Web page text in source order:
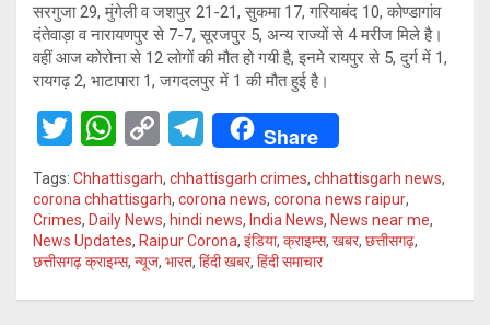
सरगुजा 29, मुंगेली व जशपुर 21-21, सुकमा 17, गरियाबंद 10, कोण्डागांव
दंतेवाड़ा व नारायणपुर से 7-7, सूरजपुर 5, अन्य राज्यों से 4 मरीज मिले है।
वहीं आज कोरोना से 12 लोगों की मौत हो गयी है, इनमे रायपुर से 5, दुर्ग में 1,
रायगढ़ 2, भाटापारा 1, जगदलपुर में 1 की मौत हुई है।
T
wi
tt
er
W
h
at
s
A
p
C
o
py
Li
n
k
T
el
e
gr
a
m
Share
Tags: Chhattisgarh, chhattisgarh crimes, chhattisgarh news,
corona chhattisgarh, corona news, corona news raipur,
Crimes, Daily News, hindi news, India News, News near me,
News Updates, Raipur Corona, इंडिया, क्राइम्स, खबर, छत्तीसगढ़,
छत्तीसगढ़ क्राइम्स, न्यूज, भारत, हिंदी खबर, हिंदी समाचार